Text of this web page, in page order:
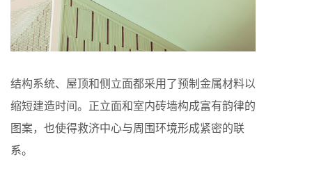
结构系统、屋顶和侧立面都采用了预制金属材料以
缩短建造时间。正立面和室内砖墙构成富有韵律的
图案，也使得救济中心与周围环境形成紧密的联
系。